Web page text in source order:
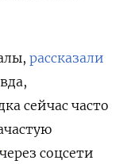
рассказали
сейчас часто
через соцсети